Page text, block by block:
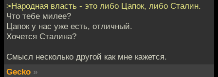
>Народная власть - это либо Цапок, либо Сталин.
Что тебе милее?
Цапок у нас уже есть, отличный.
Хочется Сталина?
Смысл несколько другой как мне кажется.
Gecko »